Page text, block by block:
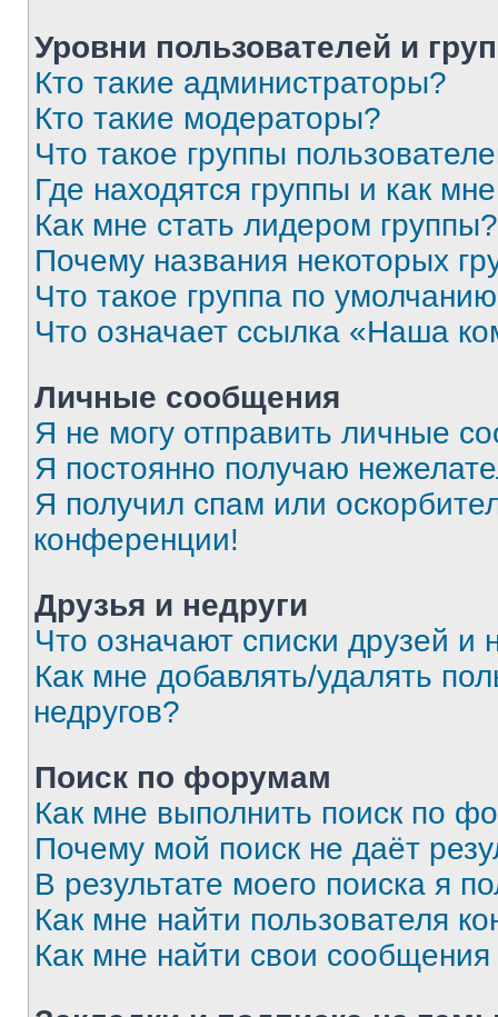
Уровни пользователей и
Кто такие администраторы?
Кто такие модераторы?
Что такое группы
Где находятся группы и как
Как мне стать лидером группы?
Почему названия некоторых
Что такое группа по
Что означает ссылка «Наша
Личные сообщения
Я не могу отправить личные
Я постоянно получаю
Я получил спам или
конференции!
Друзья и недруги
Что означают списки друзей и
Как мне добавлять/удалять
недругов?
Поиск по форумам
Как мне выполнить поиск по
Почему мой поиск не даёт
В результате моего поиска я
Как мне найти пользователя
Как мне найти свои